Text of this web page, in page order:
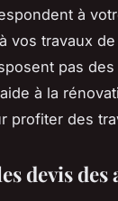
à
vos travaux
pas
à la
profiter des
devis des